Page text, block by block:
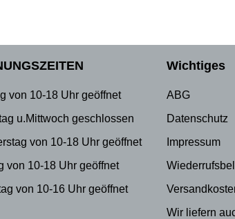
von 10-18 Uhr geöffnet
u.Mittwoch geschlossen
von 10-18 Uhr geöffnet
von 10-18 Uhr geöffnet
von 10-16 Uhr geöffnet
Wichtiges
ABG
Datenschutz
Impressum
Wir liefern